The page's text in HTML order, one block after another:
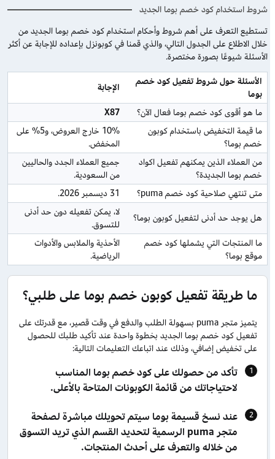
شروط استخدام كود خصم بوما الجديد
تستطيع التعرف على أهم شروط وأحكام استخدام كود خصم بوما الجديد من
خلال الاطلاع على الجدول التالي، والذي قمنا في كوبونزل بإعداده للإجابة عن أكثر
الأسئلة شيوعًا بصورة مختصرة.
الأسئلة حول شروط تفعيل كود خصم
بوما
الإجابة
ما هو أقوى كود خصم بوما فعال الآن؟
X87
ما قيمة التخفيض باستخدام كوبون
خصم بوما؟
10% خارج العروض، و5% على
المخفض.
من العملاء الذين يمكنهم تفعيل اكواد
خصم بوما الجديدة؟
جميع العملاء الجدد والحاليين
من السعودية.
متى تنتهي صلاحية كود خصم puma؟
31 ديسمبر 2026.
هل يوجد حد أدنى لتفعيل كوبون بوما؟
لا، يمكن تفعيله دون حد أدنى
للتسوق.
ما المنتجات التي يشملها كود خصم
موقع بوما؟
الأحذية والملابس والأدوات
الرياضية.
ما طريقة تفعيل كوبون خصم بوما على طلبي؟
يتميز متجر puma بسهولة الطلب والدفع في وقت قصير، مع قدرتك على
تفعيل كود خصم بوما الجديد بخطوة واحدة عند تأكيد طلبك للحصول
على تخفيض إضافي، وذلك عند اتباعك التعليمات التالية:
تأكد من حصولك على كود خصم بوما المناسب
لاحتياجاتك من قائمة الكوبونات المتاحة بالأعلى.
عند نسخ قسيمة بوما سيتم تحويلك مباشرة لصفحة
متجر puma الرسمية لتحديد القسم الذي تريد التسوق
من خلاله والتعرف على أحدث المنتجات.